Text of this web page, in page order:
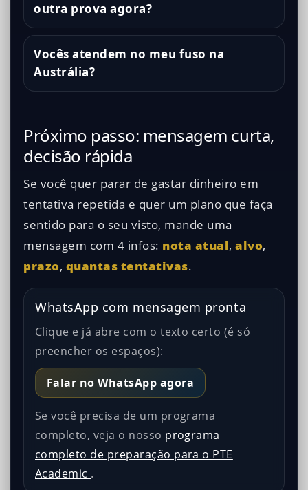
outra prova agora?
Vocês atendem no meu fuso na
Austrália?
Próximo passo: mensagem curta,
decisão rápida
Se você quer parar de gastar dinheiro em
tentativa repetida e quer um plano que faça
sentido para o seu visto, mande uma
mensagem com 4 infos: nota atual,alvo,
prazo, quantas tentativas.
WhatsApp com mensagem pronta
Clique e já abre com o texto certo (é só
preencher os espaços):
Falar no WhatsApp agora
Se você precisa de um programa
completo, veja o nosso programa
completo de preparação para o PTE
Academic .